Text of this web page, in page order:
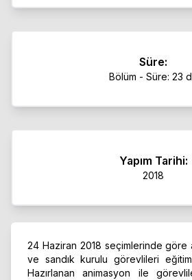
Süre:
Bölüm - Süre: 23
Yapım Tarihi:
2018
24 Haziran 2018 seçimlerinde göre
ve sandık kurulu görevlileri eğitimi
Hazırlanan animasyon ile